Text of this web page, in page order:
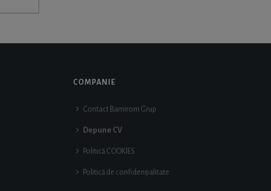
COMPANIE
Contact Bamirom Grup
Depune CV
Politică COOKIES
Politică de confidențialitate